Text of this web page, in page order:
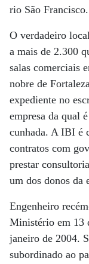
rio São Francisco.
O verdadeiro
a mais de 2.300
salas comerciais
nobre de
expediente no
empresa da qual
cunhada. A IBI é
contratos com
prestar
um dos donos da
Engenheiro
Ministério em 13
janeiro de 2004.
subordinado ao